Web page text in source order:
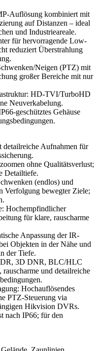
Auflösung kombiniert mit
auf Distanzen – ideal
und Industrieareale.
für hervorragende Low-
reduziert Überstrahlung
Neigen (PTZ) mit
großer Bereiche mit nur
HD-TVI/TurboHD
Neuverkabelung.
geschütztes Gehäuse
Aufnahmen für
ohne Qualitätsverlust;
Detailtiefe.
(endlos) und
Verfolgung bewegter Ziele;
Hochempfindlicher
für klare, rauscharme
Anpassung der IR-
Objekten in der Nähe und
der Tiefe.
3D DNR, BLC/HLC
und detailreiche
Hochauflösendes
PTZ-Steuerung via
Hikvision DVRs.
nach IP66; für den